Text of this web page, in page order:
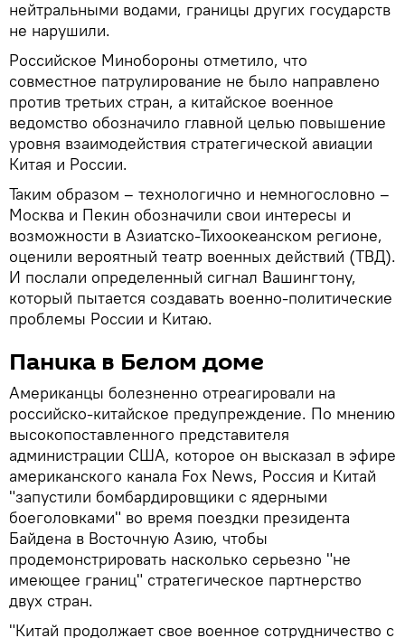
нейтральными водами, границы других государств
не нарушили.
Российское Минобороны отметило, что
совместное патрулирование не было направлено
против третьих стран, а китайское военное
ведомство обозначило главной целью повышение
уровня взаимодействия стратегической авиации
Китая и России.
Таким образом – технологично и немногословно –
Москва и Пекин обозначили свои интересы и
возможности в Азиатско-Тихоокеанском регионе,
оценили вероятный театр военных действий (ТВД).
И послали определенный сигнал Вашингтону,
который пытается создавать военно-политические
проблемы России и Китаю.
Паника в Белом доме
Американцы болезненно отреагировали на
российско-китайское предупреждение. По мнению
высокопоставленного представителя
администрации США, которое он высказал в эфире
американского канала Fox News, Россия и Китай
"запустили бомбардировщики с ядерными
боеголовками" во время поездки президента
Байдена в Восточную Азию, чтобы
продемонстрировать насколько серьезно "не
имеющее границ" стратегическое партнерство
двух стран.
"Китай продолжает свое военное сотрудничество с